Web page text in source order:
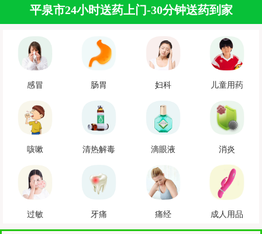
平泉市24小时送药上门-30分钟送药到家
感冒 肠胃 妇科 儿童用药
咳嗽 清热解毒 滴眼液 消炎
过敏 牙痛 痛经 成人用品